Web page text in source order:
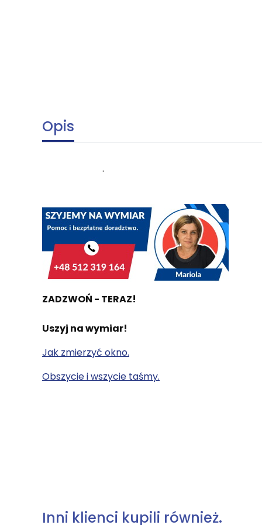
Opis
.
ZADZWOŃ - TERAZ!
Uszyj na wymiar!
Jak zmierzyć okno.
Obszycie i wszycie taśmy.
Inni klienci kupili również.